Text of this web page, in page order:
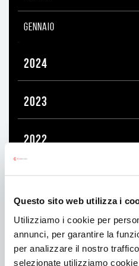
Questo sito web utilizza i
Utilizziamo i cookie per
annunci, per garantire la
per analizzare il nostro
selezionate utilizziamo
GENNAIO
2024
2023
2022
2020
2019